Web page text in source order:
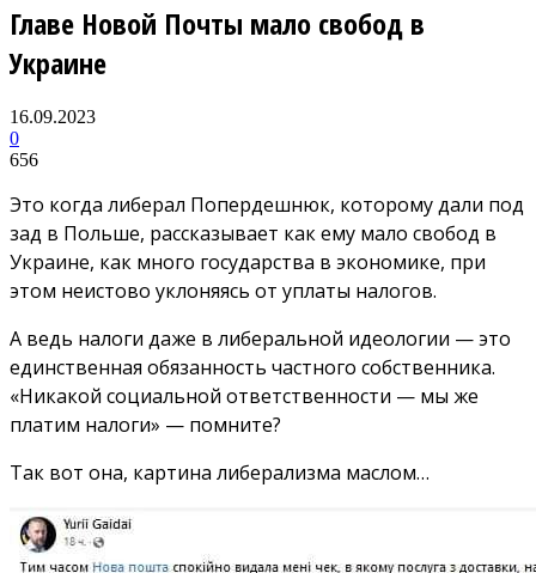
Главе Новой Почты мало свобод в
Украине
16.09.2023
0
656
Это когда либерал Попердешнюк, которому дали под
зад в Польше, рассказывает как ему мало свобод в
Украине, как много государства в экономике, при
этом неистово уклоняясь от уплаты налогов.
А ведь налоги даже в либеральной идеологии — это
единственная обязанность частного собственника.
«Никакой социальной ответственности — мы же
платим налоги» — помните?
Так вот она, картина либерализма маслом…